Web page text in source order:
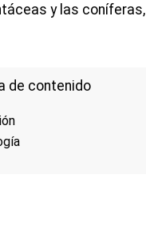
y las coníferas,
de contenido